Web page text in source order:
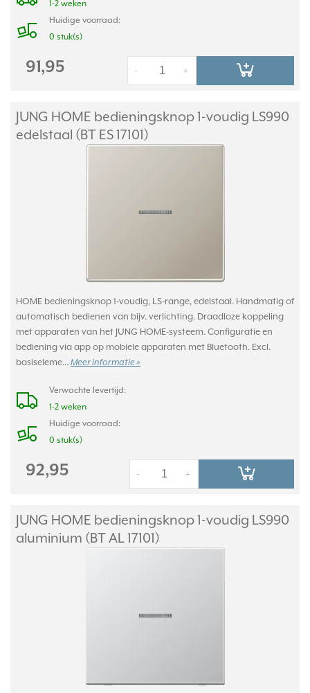
1-2 weken
Huidige voorraad:
0 stuk(s)
91,95 +
-
JUNG HOME bedieningsknop 1-voudig LS990
edelstaal (BT ES 17101)
HOME bedieningsknop 1-voudig, LS-range, edelstaal. Handmatig of
automatisch bedienen van bijv. verlichting. Draadloze koppeling
met apparaten van het JUNG HOME-systeem. Configuratie en
bediening via app op mobiele apparaten met Bluetooth. Excl.
basiseleme... Meer informatie »
Verwachte levertijd:
1-2 weken
Huidige voorraad:
0 stuk(s)
92,95 +
-
JUNG HOME bedieningsknop 1-voudig LS990
aluminium (BT AL 17101)